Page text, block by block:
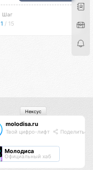
Шаг
1 / 15
molodisa.ru
Твой цифро-лифт Поделиться
Молодиса
Официальный хаб
Нексус